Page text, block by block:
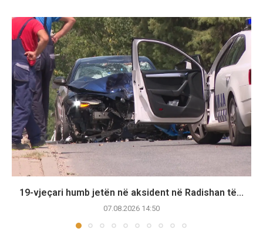
19-vjeçari humb jetën në aksident në Radishan të...
07.08.2026 14:50